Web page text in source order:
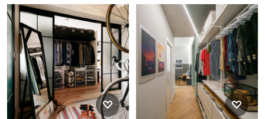
ンクローゼット (オープン
シ
ミラノにある低価格の小さ
なインダストリアルスタイ
ルのおしゃれなウォークイ
ンクローゼット (オープンシ
ェルフ、コンクリートの
床、グレーの床、淡色木目
調キャビネット) の写真
他の地域にあるインダスト
リアルスタイルのおしゃれ
な収納・クローゼットの写
真